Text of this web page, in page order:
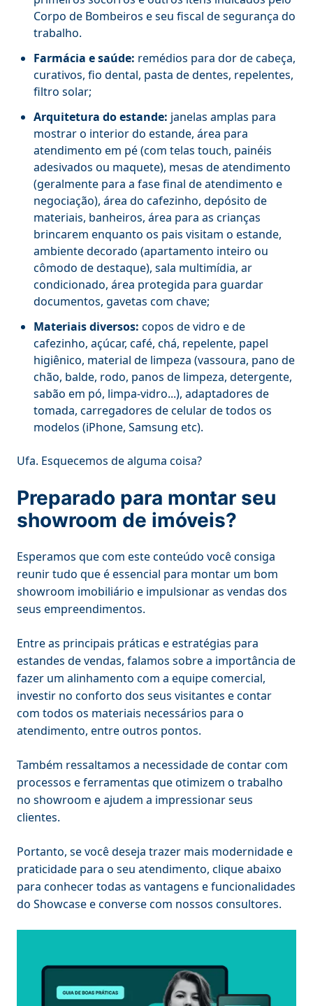
Corpo de Bombeiros e seu fiscal de segurança do
trabalho.
Farmácia e saúde: remédios para dor de cabeça,
curativos, fio dental, pasta de dentes, repelentes,
filtro solar;
Arquitetura do estande: janelas amplas para
mostrar o interior do estande, área para
atendimento em pé (com telas touch, painéis
adesivados ou maquete), mesas de atendimento
(geralmente para a fase final de atendimento e
negociação), área do cafezinho, depósito de
materiais, banheiros, área para as crianças
brincarem enquanto os pais visitam o estande,
ambiente decorado (apartamento inteiro ou
cômodo de destaque), sala multimídia, ar
condicionado, área protegida para guardar
documentos, gavetas com chave;
Materiais diversos: copos de vidro e de
cafezinho, açúcar, café, chá, repelente, papel
higiênico, material de limpeza (vassoura, pano de
chão, balde, rodo, panos de limpeza, detergente,
sabão em pó, limpa-vidro...), adaptadores de
tomada, carregadores de celular de todos os
modelos (iPhone, Samsung etc).
Ufa. Esquecemos de alguma coisa?
Preparado para montar seu
showroom de imóveis?
Esperamos que com este conteúdo você consiga
reunir tudo que é essencial para montar um bom
showroom imobiliário e impulsionar as vendas dos
seus empreendimentos.
Entre as principais práticas e estratégias para
estandes de vendas, falamos sobre a importância de
fazer um alinhamento com a equipe comercial,
investir no conforto dos seus visitantes e contar
com todos os materiais necessários para o
atendimento, entre outros pontos.
Também ressaltamos a necessidade de contar com
processos e ferramentas que otimizem o trabalho
no showroom e ajudem a impressionar seus
clientes.
Portanto, se você deseja trazer mais modernidade e
praticidade para o seu atendimento, clique abaixo
para conhecer todas as vantagens e funcionalidades
do Showcase e converse com nossos consultores.